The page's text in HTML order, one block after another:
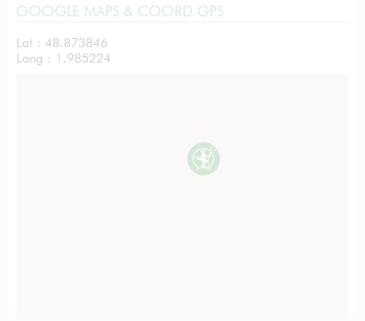
GOOGLE MAPS & COORD GPS
Lat : 48.873846
Long : 1.985224